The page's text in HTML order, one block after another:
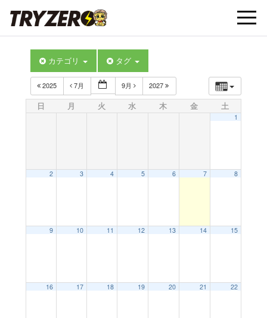
t
カテゴリ タグ
2025 7月 9月 2027
日 月 火 水 木 金 土
1
2 3 4 5 6 7 8
9 10 11 12 13 14 15
16 17 18 19 20 21 22